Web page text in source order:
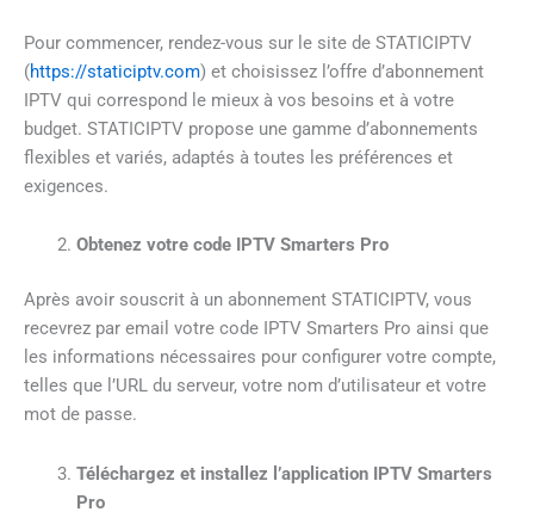
Pour commencer, rendez-vous sur le site de STATICIPTV
(https://staticiptv.com) et choisissez l’offre d’abonnement
IPTV qui correspond le mieux à vos besoins et à votre
budget. STATICIPTV propose une gamme d’abonnements
flexibles et variés, adaptés à toutes les préférences et
exigences.
Obtenez votre code IPTV Smarters Pro
Après avoir souscrit à un abonnement STATICIPTV, vous
recevrez par email votre code IPTV Smarters Pro ainsi que
les informations nécessaires pour configurer votre compte,
telles que l’URL du serveur, votre nom d’utilisateur et votre
mot de passe.
Téléchargez et installez l’application IPTV Smarters
Pro